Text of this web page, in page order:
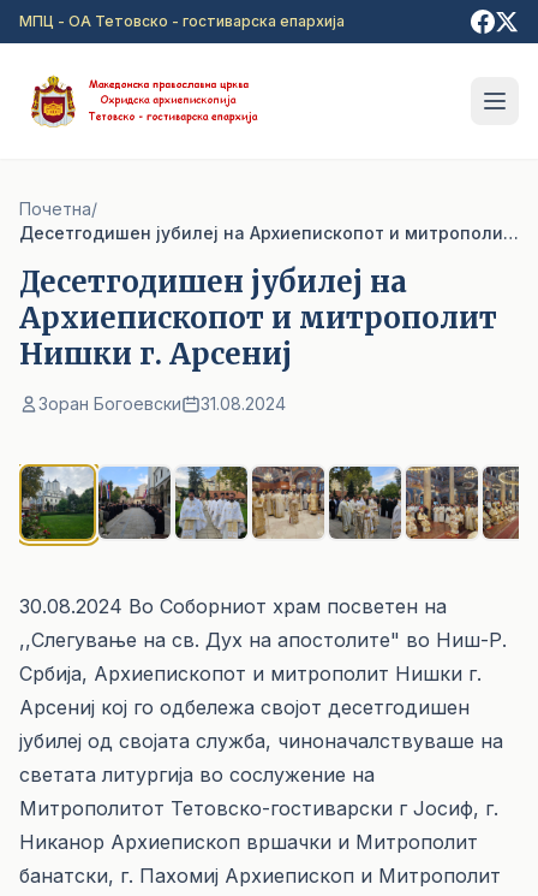
Прејди на главна содржина
МПЦ - ОА Тетовско - гостиварска епархија
Почетна/
Десетгодишен јубилеј на Архиепископот и митрополит Нишки г. Арсениј
Десетгодишен јубилеј на
Архиепископот и митрополит
Нишки г. Арсениј
Зоран Богоевски 31.08.2024
30.08.2024 Во Соборниот храм посветен на
,,Слегување на св. Дух на апостолите" во Ниш-Р.
Србија, Архиепископот и митрополит Нишки г.
Арсениј кој го одбележа својот десетгодишен
јубилеј од својата служба, чиноначалствуваше на
светата литургија во сослужение на
Митрополитот Тетовско-гостиварски г Јосиф, г.
Никанор Архиепископ вршачки и Митрополит
банатски, г. Пахомиј Архиепископ и Митрополит